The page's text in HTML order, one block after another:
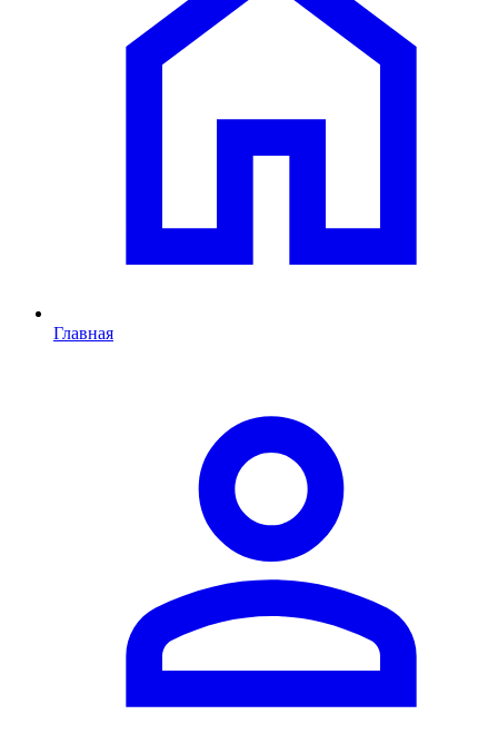
Главная